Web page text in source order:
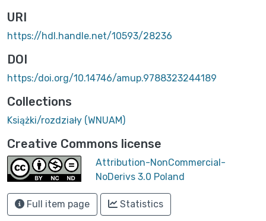
URI
https://hdl.handle.net/10593/28236
DOI
https:/doi.org/10.14746/amup.9788323244189
Collections
Książki/rozdziały (WNUAM)
Creative Commons license
Attribution-NonCommercial-
NoDerivs 3.0 Poland
Full item page Statistics